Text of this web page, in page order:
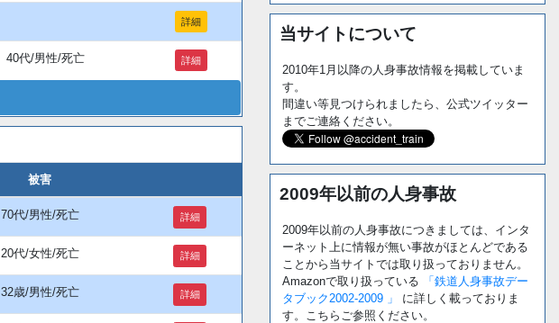
詳細
40代/男性/死亡 詳細
被害
70代/男性/死亡 詳細
20代/女性/死亡 詳細
32歳/男性/死亡 詳細
当サイトについて
2010年1月以降の人身事故情報を掲載していま
す。
間違い等見つけられましたら、公式ツイッター
までご連絡ください。
2009年以前の人身事故
2009年以前の人身事故につきましては、インタ
ーネット上に情報が無い事故がほとんどである
ことから当サイトでは取り扱っておりません。
Amazonで取り扱っている
「鉄道人身事故デー
タブック2002-2009 」
に詳しく載っておりま
す。こちらご参照ください。